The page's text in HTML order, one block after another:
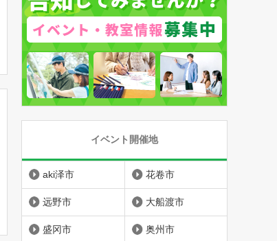
イベント開催地
aki泽市 花卷市
远野市 大船渡市
盛冈市 奥州市